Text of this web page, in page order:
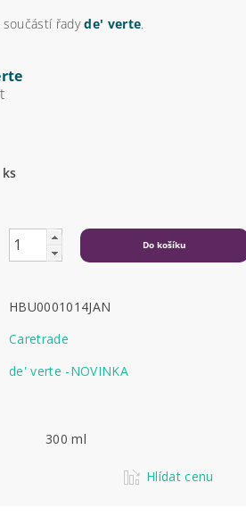
součástí řadyde' verte
HBU0001014JAN
Caretrade
de' verte -NOVINKA
300 ml
Hlídat cenu